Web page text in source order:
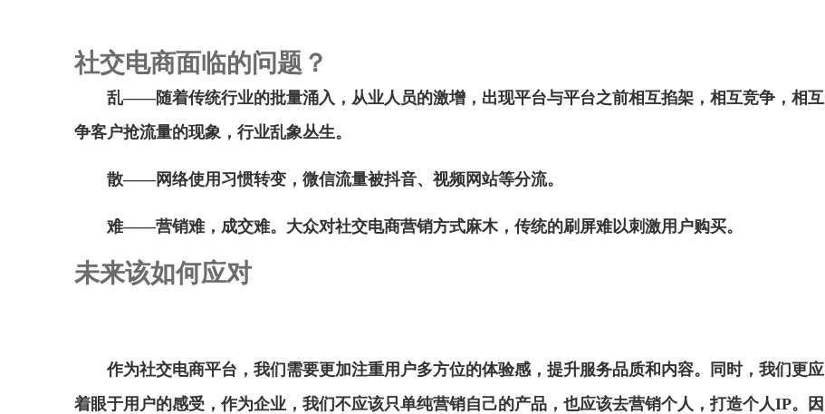
社交电商面临的问题？
乱——随着传统行业的批量涌入，从业人员的激增，出现平台与平台之前相互掐架，相互竞争，相互
争客户抢流量的现象，行业乱象丛生。
散——网络使用习惯转变，微信流量被抖音、视频网站等分流。
难——营销难，成交难。大众对社交电商营销方式麻木，传统的刷屏难以刺激用户购买。
未来该如何应对
作为社交电商平台，我们需要更加注重用户多方位的体验感，提升服务品质和内容。同时，我们更应
着眼于用户的感受，作为企业，我们不应该只单纯营销自己的产品，也应该去营销个人，打造个人IP。因